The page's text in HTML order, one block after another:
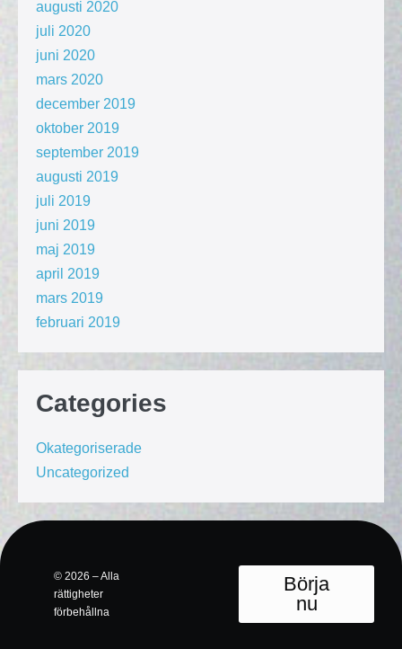
augusti 2020
juli 2020
juni 2020
mars 2020
december 2019
oktober 2019
september 2019
augusti 2019
juli 2019
juni 2019
maj 2019
april 2019
mars 2019
februari 2019
Categories
Okategoriserade
Uncategorized
© 2026 – Alla
rättigheter
förbehållna
Börja
nu